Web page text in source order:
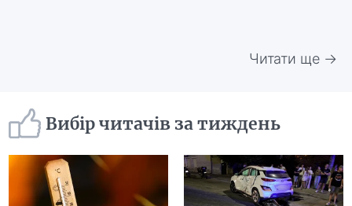
Читати ще →
Вибір читачів за тиждень